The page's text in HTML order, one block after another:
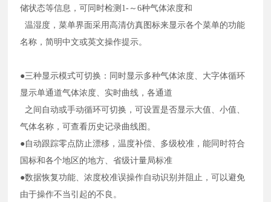
储状态等信息，可同时检测1-～6种气体浓度和
温湿度，菜单界面采用高清仿真图标来显示各个菜单的功能
名称，简明中文或英文操作提示。
●三种显示模式可切换：同时显示多种气体浓度、大字体循环
显示单通道气体浓度、实时曲线，各通道
之间自动或手动循环可切换，可设置是否显示大值、小值、
气体名称，可查看历史记录曲线图。
●自动跟踪零点防止漂移，温度补偿、多级校准，能同时符合
国标和各个地区的地方、省级计量局标准
●数据恢复功能、浓度校准误操作自动识别并阻止，可以避免
由于操作不当引起的不良。